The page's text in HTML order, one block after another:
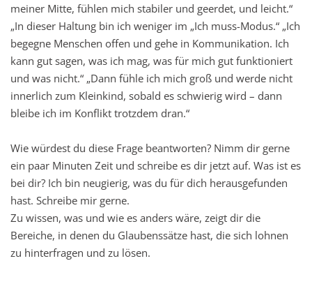
meiner Mitte, fühlen mich stabiler und geerdet, und leicht.“
„In dieser Haltung bin ich weniger im „Ich muss-Modus.“ „Ich
begegne Menschen offen und gehe in Kommunikation. Ich
kann gut sagen, was ich mag, was für mich gut funktioniert
und was nicht.“ „Dann fühle ich mich groß und werde nicht
innerlich zum Kleinkind, sobald es schwierig wird – dann
bleibe ich im Konflikt trotzdem dran.“
Wie würdest du diese Frage beantworten? Nimm dir gerne
ein paar Minuten Zeit und schreibe es dir jetzt auf. Was ist es
bei dir? Ich bin neugierig, was du für dich herausgefunden
hast. Schreibe mir gerne.
Zu wissen, was und wie es anders wäre, zeigt dir die
Bereiche, in denen du Glaubenssätze hast, die sich lohnen
zu hinterfragen und zu lösen.